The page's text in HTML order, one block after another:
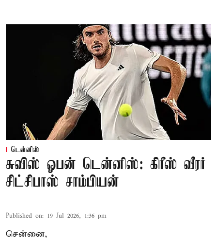
டென்னிஸ்
சுவிஸ் ஓபன் டென்னிஸ்: கிரீஸ் வீரர்
சிட்சிபாஸ் சாம்பியன்
Published on: 19 Jul 2026, 1:36 pm
சென்னை,